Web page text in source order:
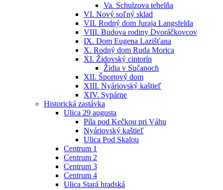
Va. Schulzova tehelňa
VI. Nový soľný sklad
VII. Rodný dom Juraja Langsfelda
VIII. Budova rodiny Dvoráčkovcov
IX. Dom Eugena Lazišťana
X. Rodný dom Ruda Morica
XI. Židovský cintorín
Židia v Sučanoch
XII. Športový dom
XIII. Nyáriovský kaštieľ
XIV. Sypárne
Historická zastávka
Ulica 29 augusta
Píla pod Kečkou pri Váhu
Nyáriovský kaštieľ
Ulica Pod Skalou
Centrum 1
Centrum 2
Centrum 3
Centrum 4
Ulica Stará hradská